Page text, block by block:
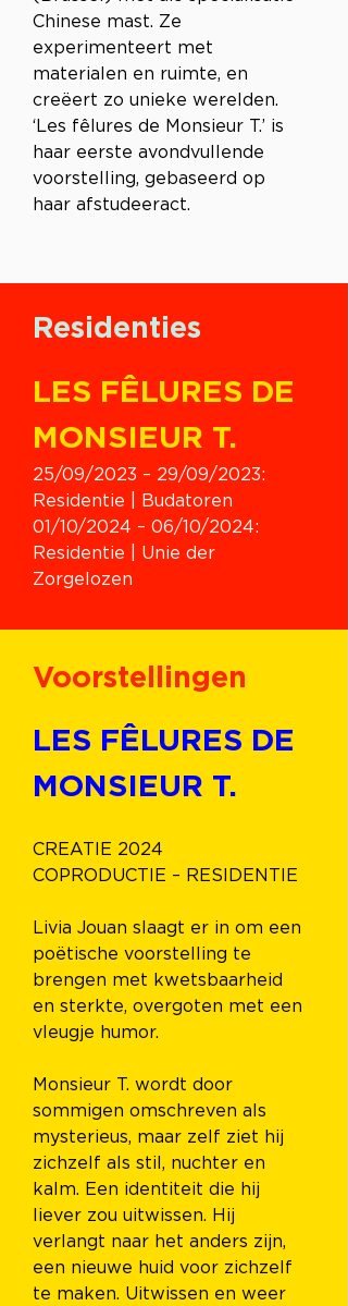
Chinese mast. Ze
experimenteert met
materialen en ruimte, en
creëert zo unieke werelden.
‘Les fêlures de Monsieur T.’ is
haar eerste avondvullende
voorstelling, gebaseerd op
haar afstudeeract.
Residenties
LES FÊLURES DE
MONSIEUR T.
25/09/2023 – 29/09/2023:
Residentie | Budatoren
01/10/2024 – 06/10/2024:
Residentie | Unie der
Zorgelozen
Voorstellingen
LES FÊLURES DE
MONSIEUR T.
CREATIE 2024
COPRODUCTIE – RESIDENTIE
Livia Jouan slaagt er in om een
poëtische voorstelling te
brengen met kwetsbaarheid
en sterkte, overgoten met een
vleugje humor.
Monsieur T. wordt door
sommigen omschreven als
mysterieus, maar zelf ziet hij
zichzelf als stil, nuchter en
kalm. Een identiteit die hij
liever zou uitwissen. Hij
verlangt naar het anders zijn,
een nieuwe huid voor zichzelf
te maken. Uitwissen en weer